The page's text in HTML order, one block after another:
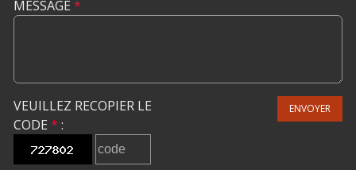
MESSAGE *
VEUILLEZ RECOPIER LE
CODE * :
ENVOYER